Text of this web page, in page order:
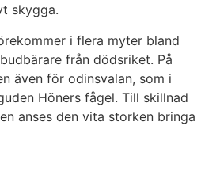
skygga.
i flera myter bland
från dödsriket. På
även för odinsvalan, som i
Höners fågel. Till skillnad
anses den vita storken bringa